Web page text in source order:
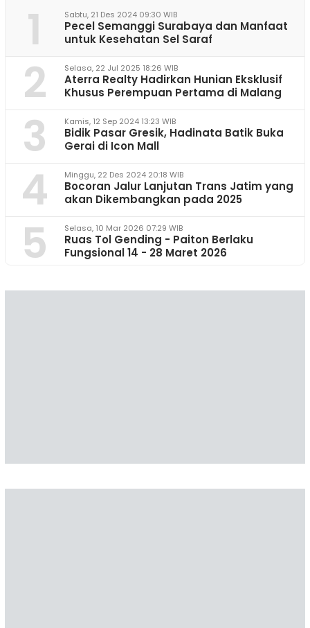
1 Sabtu, 21 Des 2024 09:30 WIB
Pecel Semanggi Surabaya dan Manfaat
untuk Kesehatan Sel Saraf
2 Selasa, 22 Jul 2025 18:26 WIB
Aterra Realty Hadirkan Hunian Eksklusif
Khusus Perempuan Pertama di Malang
3 Kamis, 12 Sep 2024 13:23 WIB
Bidik Pasar Gresik, Hadinata Batik Buka
Gerai di Icon Mall
4 Minggu, 22 Des 2024 20:18 WIB
Bocoran Jalur Lanjutan Trans Jatim yang
akan Dikembangkan pada 2025
5 Selasa, 10 Mar 2026 07:29 WIB
Ruas Tol Gending - Paiton Berlaku
Fungsional 14 - 28 Maret 2026